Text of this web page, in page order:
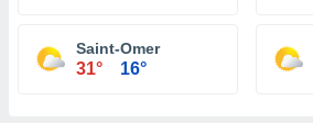
Saint-Omer
31° 16°